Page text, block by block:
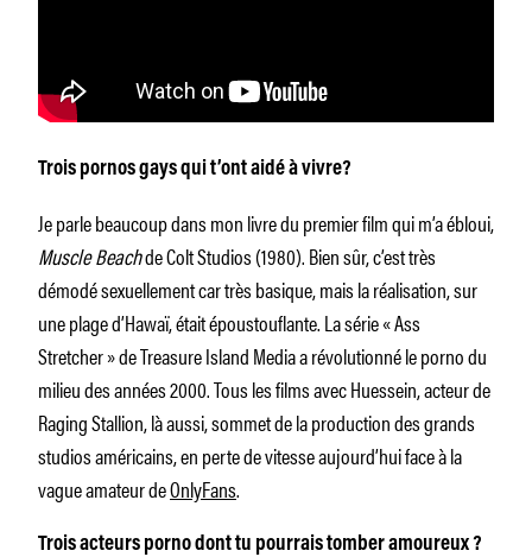
Trois pornos gays qui t’ont aidé à vivre?
Je parle beaucoup dans mon livre du premier film qui m’a ébloui,
Muscle Beachde Colt Studios (1980). Bien sûr, c’est très
démodé sexuellement car très basique, mais la réalisation, sur
une plage d’Hawaï, était époustouflante. La série « Ass
Stretcher » de Treasure Island Media a révolutionné le porno du
milieu des années 2000. Tous les films avec Huessein, acteur de
Raging Stallion, là aussi, sommet de la production des grands
studios américains, en perte de vitesse aujourd’hui face à la
vague amateur deOnlyFans.
Trois acteurs porno dont tu pourrais tomber amoureux ?